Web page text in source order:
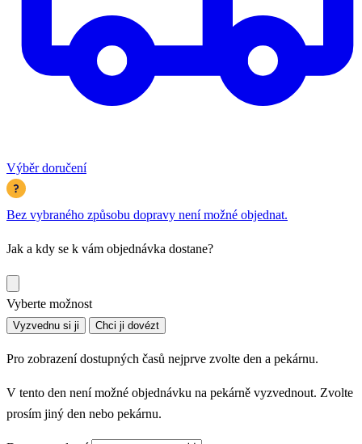
Výběr doručení
Bez vybraného způsobu dopravy není možné objednat.
Jak a kdy se k vám objednávka dostane?
Vyberte možnost
Vyzvednu si ji Chci ji dovézt
Pro zobrazení dostupných časů nejprve zvolte den a pekárnu.
V tento den není možné objednávku na pekárně vyzvednout. Zvolte
prosím jiný den nebo pekárnu.